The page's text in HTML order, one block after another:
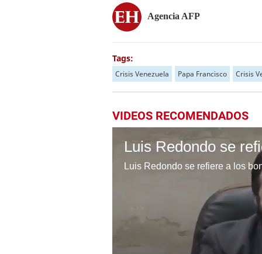
Agencia AFP
Tags:
Crisis Venezuela Papa Francisco Crisis
VIDEOS RECOMENDADOS
Luis Redondo se
Luis Redondo se refiere a los